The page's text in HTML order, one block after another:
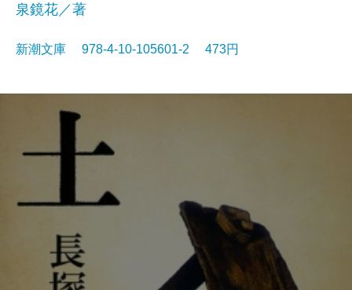
泉鏡花／著
新潮文庫 978-4-10-105601-2 473円